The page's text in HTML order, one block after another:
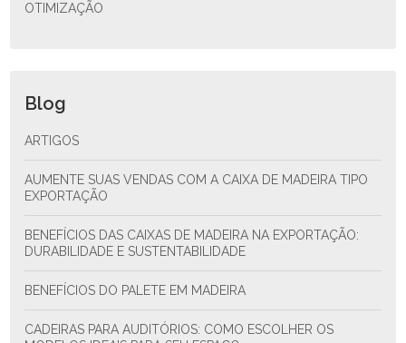
OTIMIZAÇÃO
Blog
ARTIGOS
AUMENTE SUAS VENDAS COM A CAIXA DE MADEIRA TIPO
EXPORTAÇÃO
BENEFÍCIOS DAS CAIXAS DE MADEIRA NA EXPORTAÇÃO:
DURABILIDADE E SUSTENTABILIDADE
BENEFÍCIOS DO PALETE EM MADEIRA
CADEIRAS PARA AUDITÓRIOS: COMO ESCOLHER OS